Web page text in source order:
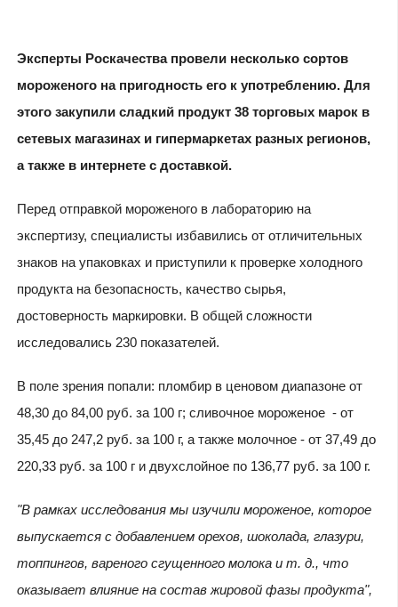
Эксперты Роскачества провели несколько сортов
мороженого на пригодность его к употреблению. Для
этого закупили сладкий продукт 38 торговых марок в
сетевых магазинах и гипермаркетах разных регионов,
а также в интернете с доставкой.
Перед отправкой мороженого в лабораторию на
экспертизу, специалисты избавились от отличительных
знаков на упаковках и приступили к проверке холодного
продукта на безопасность, качество сырья,
достоверность маркировки. В общей сложности
исследовались 230 показателей.
В поле зрения попали: пломбир в ценовом диапазоне от
48,30 до 84,00 руб. за 100 г; сливочное мороженое - от
35,45 до 247,2 руб. за 100 г, а также молочное - от 37,49 до
220,33 руб. за 100 г и двухслойное по 136,77 руб. за 100 г.
"В рамках исследования мы изучили мороженое, которое
выпускается с добавлением орехов, шоколада, глазури,
топпингов, вареного сгущенного молока и т. д., что
оказывает влияние на состав жировой фазы продукта",